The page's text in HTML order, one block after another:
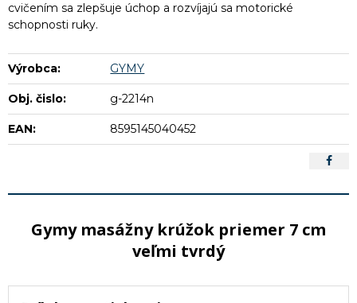
cvičením sa zlepšuje úchop a rozvíjajú sa motorické
schopnosti ruky.
Výrobca: GYMY
Obj. čislo: g-2214n
EAN: 8595145040452
Gymy masážny krúžok priemer 7 cm
veľmi tvrdý